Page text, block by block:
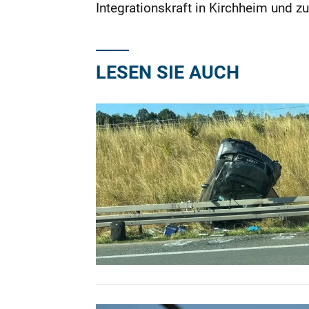
Integrationskraft in Kirchheim und
LESEN SIE AUCH